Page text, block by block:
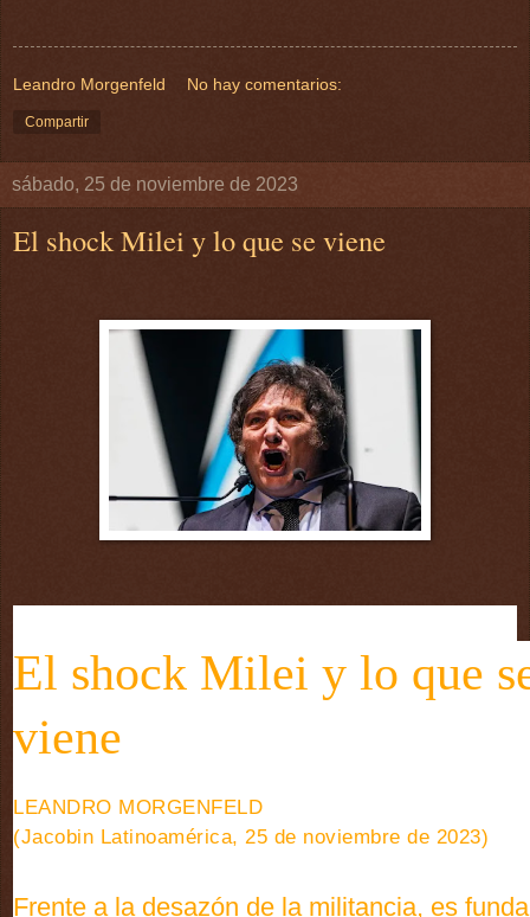
Leandro Morgenfeld No hay comentarios:
Compartir
sábado, 25 de noviembre de 2023
El shock Milei y lo que se viene
El shock Milei y lo que
viene
LEANDRO MORGENFELD
(Jacobin Latinoamérica, 25 de noviembre de 2023)
Frente a la desazón de la militancia, es